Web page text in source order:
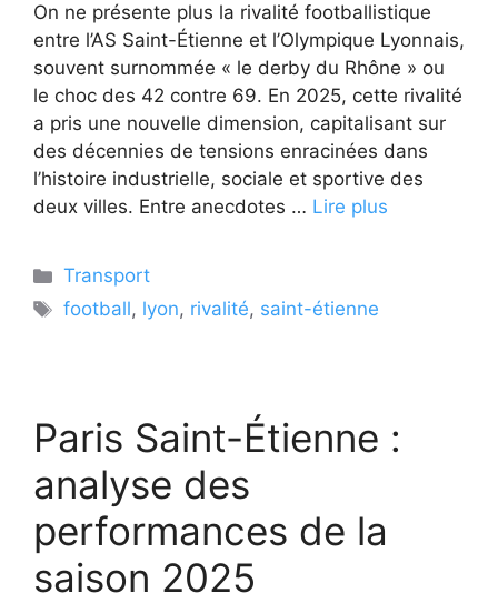
On ne présente plus la rivalité footballistique
entre l’AS Saint-Étienne et l’Olympique Lyonnais,
souvent surnommée « le derby du Rhône » ou
le choc des 42 contre 69. En 2025, cette rivalité
a pris une nouvelle dimension, capitalisant sur
des décennies de tensions enracinées dans
l’histoire industrielle, sociale et sportive des
deux villes. Entre anecdotes … Lire plus
Catégories
Transport
Étiquettes
football, lyon, rivalité, saint-étienne
Paris Saint-Étienne :
analyse des
performances de la
saison 2025